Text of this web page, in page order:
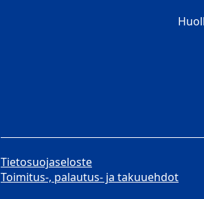
Tietosuojaseloste
Toimitus-, palautus- ja takuuehdot